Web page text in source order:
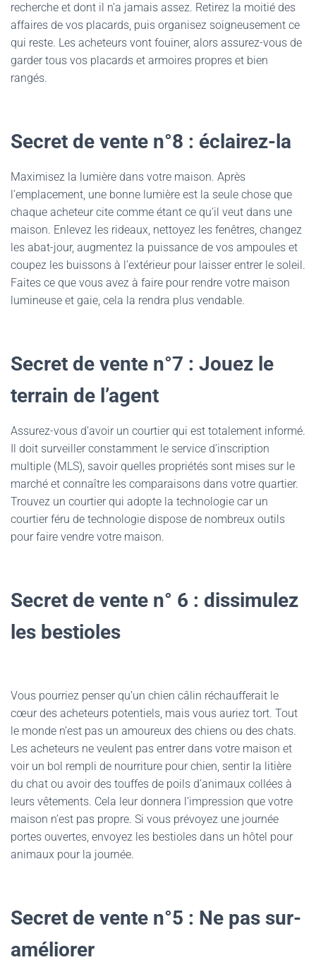
recherche et dont il n’a jamais assez. Retirez la moitié des
affaires de vos placards, puis organisez soigneusement ce
qui reste. Les acheteurs vont fouiner, alors assurez-vous de
garder tous vos placards et armoires propres et bien
rangés.
Secret de vente n°8 : éclairez-la
Maximisez la lumière dans votre maison. Après
l’emplacement, une bonne lumière est la seule chose que
chaque acheteur cite comme étant ce qu’il veut dans une
maison. Enlevez les rideaux, nettoyez les fenêtres, changez
les abat-jour, augmentez la puissance de vos ampoules et
coupez les buissons à l’extérieur pour laisser entrer le soleil.
Faites ce que vous avez à faire pour rendre votre maison
lumineuse et gaie, cela la rendra plus vendable.
Secret de vente n°7 : Jouez le
terrain de l’agent
Assurez-vous d’avoir un courtier qui est totalement informé.
Il doit surveiller constamment le service d’inscription
multiple (MLS), savoir quelles propriétés sont mises sur le
marché et connaître les comparaisons dans votre quartier.
Trouvez un courtier qui adopte la technologie car un
courtier féru de technologie dispose de nombreux outils
pour faire vendre votre maison.
Secret de vente n° 6 : dissimulez
les bestioles
Vous pourriez penser qu’un chien câlin réchaufferait le
cœur des acheteurs potentiels, mais vous auriez tort. Tout
le monde n’est pas un amoureux des chiens ou des chats.
Les acheteurs ne veulent pas entrer dans votre maison et
voir un bol rempli de nourriture pour chien, sentir la litière
du chat ou avoir des touffes de poils d’animaux collées à
leurs vêtements. Cela leur donnera l’impression que votre
maison n’est pas propre. Si vous prévoyez une journée
portes ouvertes, envoyez les bestioles dans un hôtel pour
animaux pour la journée.
Secret de vente n°5 : Ne pas sur-
améliorer